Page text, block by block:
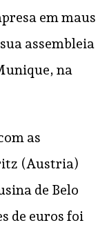
em maus
assembleia
na
as
(Austria)
de Belo
de euros foi